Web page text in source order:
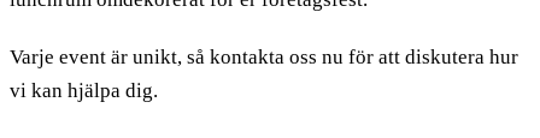
Varje event är unikt, så kontakta oss nu för att diskutera hur
vi kan hjälpa dig.